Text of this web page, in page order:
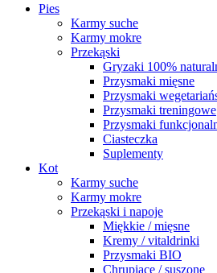
Pies
Karmy suche
Karmy mokre
Przekąski
Gryzaki 100%
Przysmaki mięsne
Przysmaki
Przysmaki treningowe
Przysmaki
Ciasteczka
Suplementy
Kot
Karmy suche
Karmy mokre
Przekąski i napoje
Miękkie / mięsne
Kremy / vitaldrinki
Przysmaki BIO
Chrupiące / suszone